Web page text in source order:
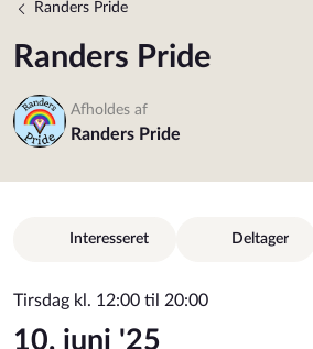
Randers Pride
Randers Pride
Afholdes af
Randers Pride
Interesseret Deltager
Tirsdag kl. 12:00 til 20:00
10. juni '25